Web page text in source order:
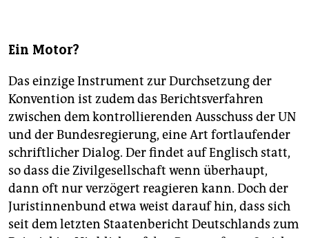
Ein Motor?
Das einzige Instrument zur Durchsetzung der
Konvention ist zudem das Berichtsverfahren
zwischen dem kontrollierenden Ausschuss der UN
und der Bundesregierung, eine Art fortlaufender
schriftlicher Dialog. Der findet auf Englisch statt,
so dass die Zivilgesellschaft wenn überhaupt,
dann oft nur verzögert reagieren kann. Doch der
Juristinnenbund etwa weist darauf hin, dass sich
seit dem letzten Staatenbericht Deutschlands zum